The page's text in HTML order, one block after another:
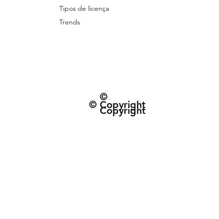
Tipos de licença
Trends
©
Copyright
© Copyright